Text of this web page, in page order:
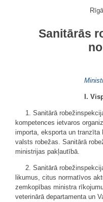
Sanitārās
I.
1. Sanitārā
kompetences ietvaros
importa, eksporta un tranzīta
valsts robežas. Sanitārā
ministrijas pakļautībā.
2. Sanitārā
likumus, citus normatīvos
zemkopības ministra
veterinārā departamenta un